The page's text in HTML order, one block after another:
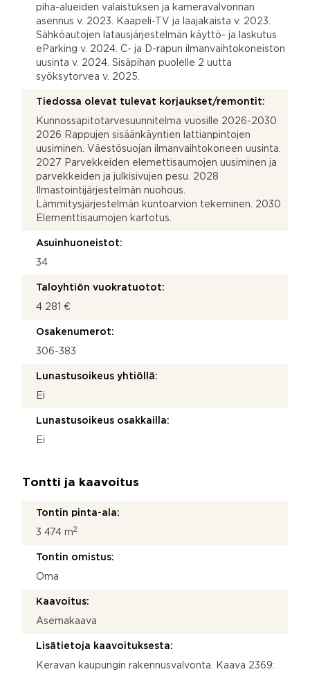
piha-alueiden valaistuksen ja kameravalvonnan
asennus v. 2023. Kaapeli-TV ja laajakaista v. 2023.
Sähköautojen latausjärjestelmän käyttö- ja laskutus
eParking v. 2024. C- ja D-rapun ilmanvaihtokoneiston
uusinta v. 2024. Sisäpihan puolelle 2 uutta
syöksytorvea v. 2025.
Tiedossa olevat tulevat korjaukset/remontit:
Kunnossapitotarvesuunnitelma vuosille 2026-2030
2026 Rappujen sisäänkäyntien lattianpintojen
uusiminen. Väestösuojan ilmanvaihtokoneen uusinta.
2027 Parvekkeiden elemettisaumojen uusiminen ja
parvekkeiden ja julkisivujen pesu. 2028
Ilmastointijärjestelmän nuohous.
Lämmitysjärjestelmän kuntoarvion tekeminen. 2030
Elementtisaumojen kartotus.
Asuinhuoneistot:
34
Taloyhtiön vuokratuotot:
4 281 €
Osakenumerot:
306-383
Lunastusoikeus yhtiöllä:
Ei
Lunastusoikeus osakkailla:
Ei
Tontti ja kaavoitus
Tontin pinta-ala:
3 474 m2
Tontin omistus:
Oma
Kaavoitus:
Asemakaava
Lisätietoja kaavoituksesta:
Keravan kaupungin rakennusvalvonta. Kaava 2369: